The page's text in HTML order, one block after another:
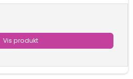
Vis produkt